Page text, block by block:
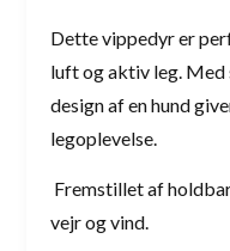
Dette vippedyr er
luft og aktiv leg.
design af en hund
legoplevelse.
Fremstillet af
vejr og vind.